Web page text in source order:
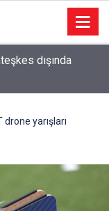
dışında
drone yarışları